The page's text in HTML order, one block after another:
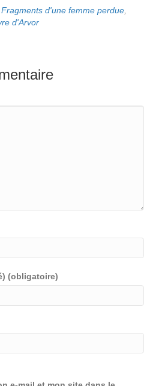
Fragments d'une femme perdue
d'Arvor
(obligatoire)